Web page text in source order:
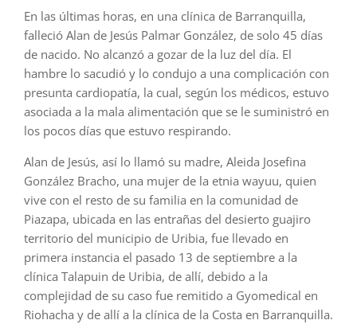
En las últimas horas, en una clínica de Barranquilla,
falleció Alan de Jesús Palmar González, de solo 45 días
de nacido. No alcanzó a gozar de la luz del día. El
hambre lo sacudió y lo condujo a una complicación con
presunta cardiopatía, la cual, según los médicos, estuvo
asociada a la mala alimentación que se le suministró en
los pocos días que estuvo respirando.
Alan de Jesús, así lo llamó su madre, Aleida Josefina
González Bracho, una mujer de la etnia wayuu, quien
vive con el resto de su familia en la comunidad de
Piazapa, ubicada en las entrañas del desierto guajiro
territorio del municipio de Uribia, fue llevado en
primera instancia el pasado 13 de septiembre a la
clínica Talapuin de Uribia, de allí, debido a la
complejidad de su caso fue remitido a Gyomedical en
Riohacha y de allí a la clínica de la Costa en Barranquilla.